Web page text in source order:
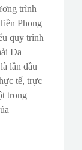
trình
Phong
quy trình
Đa
lần đầu
tế, trực
trong